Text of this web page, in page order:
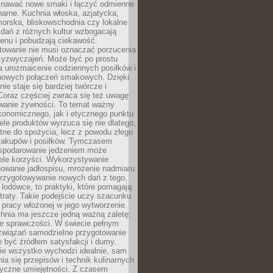
nowe smaki i łączyć odmienne
Kuchnia włoska, azjatycka,
bliskowschodnia czy lokalne
z różnych kultur wzbogacają
i pobudzają ciekawość.
nie musi oznaczać porzucenia
Może być po prostu
urozmaicenie codziennych posiłków i
połączeń smakowych. Dzięki
staje się bardziej twórcze i
częściej zwraca się też uwagę
żywności. To temat ważny
jak i etycznego punktu
produktów wyrzuca się nie dlatego,
do spożycia, lecz z powodu złego
i posiłków. Tymczasem
jedzeniem może
korzyści. Wykorzystywanie
jadłospisu, mrożenie nadmiaru
nowych dań z tego,
lodówce, to praktyki, które pomagają
Takie podejście uczy szacunku
włożonej w jego wytworzenie.
ma jeszcze jedną ważną zaletę:
sprawczości. W świecie pełnym
samodzielne przygotowanie
być źródłem satysfakcji i dumy.
wszystko wychodzi idealnie, sam
się przepisów i technik kulinarnych
umiejętności. Z czasem